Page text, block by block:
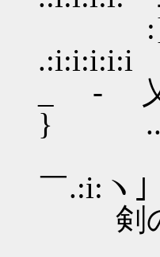
:}
_ - 乂
}
￣.:i:
剣の